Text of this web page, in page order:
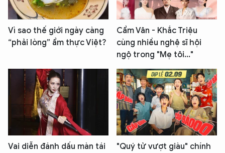
Vì sao thế giới ngày càng
“phải lòng” ẩm thực Việt?
Cẩm Vân - Khắc Triệu
cùng nhiều nghệ sĩ hội
ngộ trong "Mẹ tôi..."
Vai diễn đánh dấu màn tái
"Quý tử vượt giàu" chính